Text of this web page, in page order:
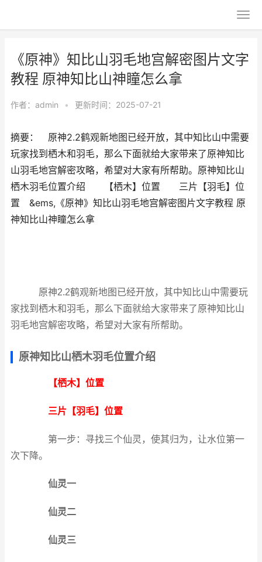
《原神》知比山羽毛地宫解密图片文字
教程 原神知比山神瞳怎么拿
作者： admin • 更新时间：2025-07-21
摘要： 原神2.2鹤观新地图已经开放，其中知比山中需要
玩家找到栖木和羽毛，那么下面就给大家带来了原神知比
山羽毛地宫解密攻略，希望对大家有所帮助。原神知比山
栖木羽毛位置介绍 【栖木】位置 三片【羽毛】位
置 &ems,《原神》知比山羽毛地宫解密图片文字教程 原
神知比山神瞳怎么拿
原神2.2鹤观新地图已经开放，其中知比山中需要玩
家找到栖木和羽毛，那么下面就给大家带来了原神知比山
羽毛地宫解密攻略，希望对大家有所帮助。
原神知比山栖木羽毛位置介绍
【栖木】位置
三片【羽毛】位置
第一步：寻找三个仙灵，使其归为，让水位第一
次下降。
仙灵一
仙灵二
仙灵三